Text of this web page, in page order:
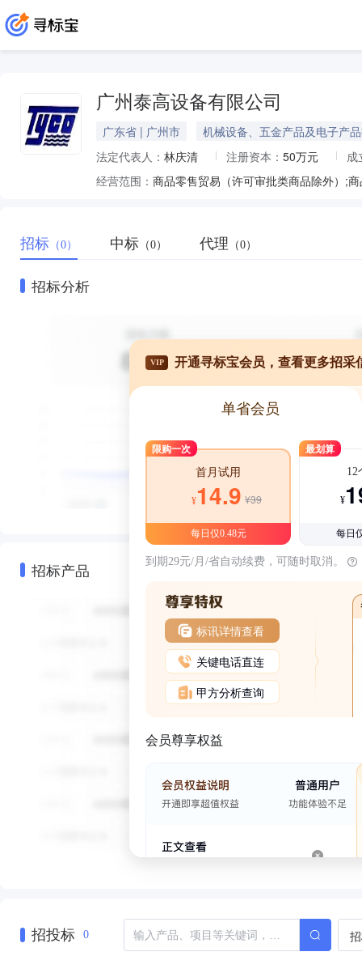
广州泰高设备有限公司
广东省 | 广州市
机械设备、五金产品及电子产
法定代表人： 林庆清 注册资本： 50万元
成
经营范围： 商品零售贸易（许可审批类商品除外）;
招标 （0） 中标 （0） 代理 （0）
招标分析
招标产品
VIP 开通寻标宝会员，查看更多招采
单省会员
限购一次
首月试用
¥14.9 ¥39
每日仅0.48元
最划算
12
¥
每日
到期29元/月/省自动续费，可随时取消。
标讯详情查看
关键电话直连
甲方分析查询
会员尊享权益
招投标 0